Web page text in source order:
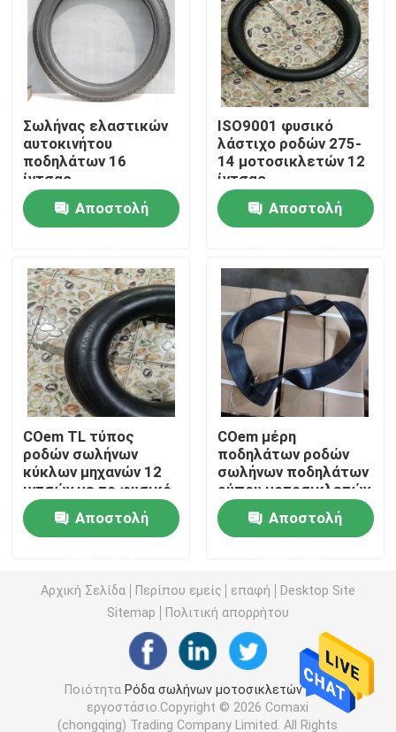
Ποιοτικός έλεγχος
επαφή
Νέα
Όλες οι περιπτώσεις
Ρόδα σωλήνων μοτοσικλετών
Ρόδα μοτοσικλετών οδών
Από τη ρόδα οδικών μοτοσικλετών
Τρίκυκλη ρόδα
Ρόδα μηχανικών δίκυκλων μοτοσικλετών
Εσωτερικός σωλήνας μοτοσικλετών
Τρίκυκλος εσωτερικός σωλήνας
Σωλήνας ελαστικών
αυτοκινήτου
ποδηλάτων 16
ίντσας
Αποστολή
ISO9001 φυσικό
λάστιχο ροδών 275-
14 μοτοσικλετών 12
ίντσας
Αποστολή
COem TL τύπος
ροδών σωλήνων
κύκλων μηχανών 12
ιντσών με το φυσικό
λάστιχο
Αποστολή
COem μέρη
ποδηλάτων ροδών
σωλήνων ποδηλάτων
ρύπου μοτοσικλετών
12 ιντσών 17 ίντσα
Αποστολή
Αρχική Σελίδα Περίπου εμείς επαφή
Desktop Site
Sitemap
Πολιτική απορρήτου
Ποιότητα Ρόδα σωλήνων μοτοσικλετώνΚίνα
εργοστάσιο.Copyright © 2026 Comaxi
(chongqing) Trading Company Limited. All Rights